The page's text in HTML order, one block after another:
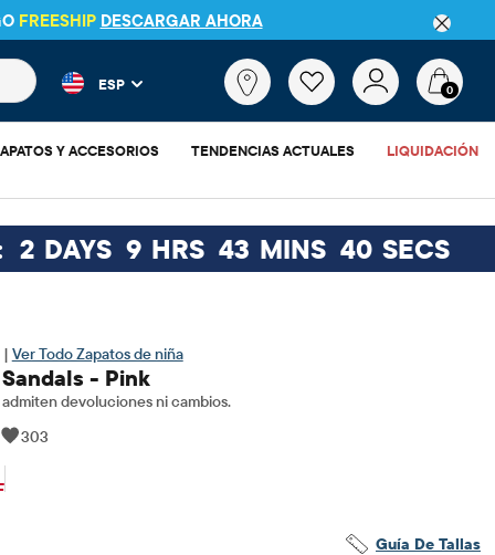
FREESHIP DESCARGAR AHORA
populares y los resultados de productos a medida que
ESP 0
Y ACCESORIOS TENDENCIAS ACTUALES LIQUIDACIÓN
2 DAYS 9 HRS 43 MINS 39 SECS
| Ver Todo Zapatos de niña
- Pink
admiten devoluciones ni cambios.
303
original: $32.95
Guía De Tallas